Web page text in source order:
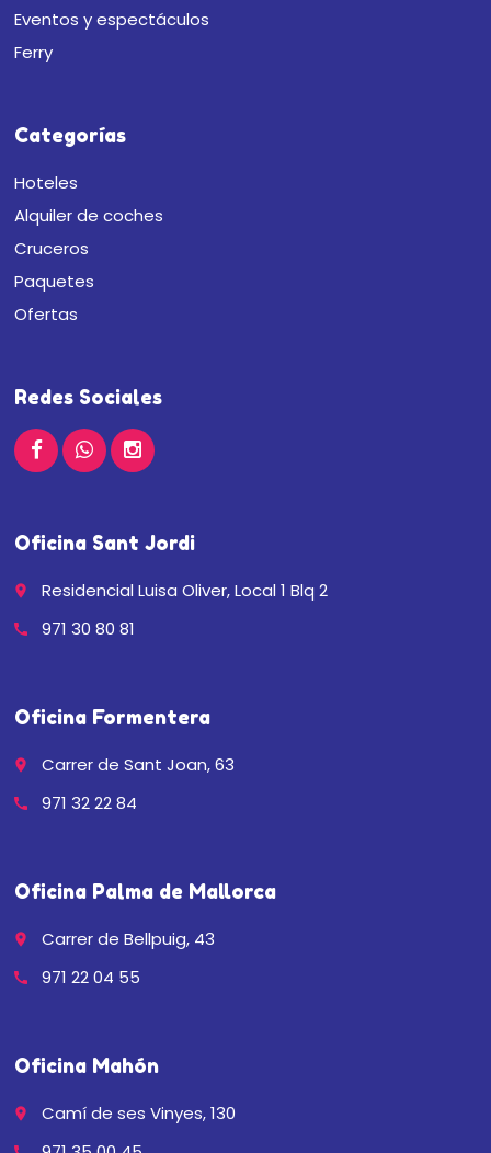
Eventos y espectáculos
Ferry
Categorías
Hoteles
Alquiler de coches
Cruceros
Paquetes
Ofertas
Redes Sociales
Oficina Sant Jordi
place Residencial Luisa Oliver, Local 1 Blq 2
call 971 30 80 81
Oficina Formentera
place Carrer de Sant Joan, 63
call 971 32 22 84
Oficina Palma de Mallorca
place Carrer de Bellpuig, 43
call 971 22 04 55
Oficina Mahón
place Camí de ses Vinyes, 130